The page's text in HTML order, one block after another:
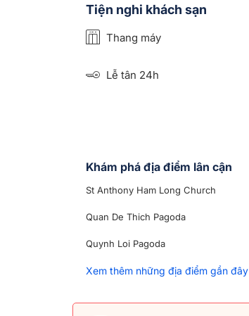
Tiện nghi khách sạn
Thang máy
Lễ tân 24h
Khám phá địa điểm lân cận
St Anthony Ham Long Church
Quan De Thich Pagoda
Quynh Loi Pagoda
Xem thêm những địa điểm gần đây